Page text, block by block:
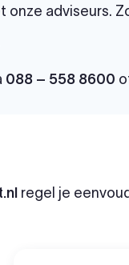
adviseurs.
088 – 558 8600
regel je